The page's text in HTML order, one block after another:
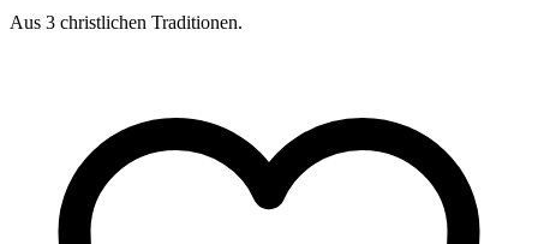
Aus 3 christlichen Traditionen.